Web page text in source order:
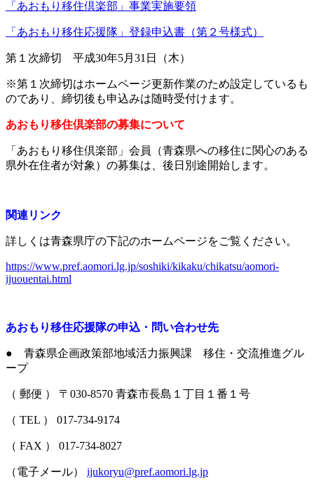
「あおもり移住倶楽部」事業実施要領
「あおもり移住応援隊」登録申込書（第２号様式）
第１次締切 平成30年5月31日（木）
※第１次締切はホームページ更新作業のため設定しているも
のであり、締切後も申込みは随時受付けます。
あおもり移住倶楽部の募集について
「あおもり移住倶楽部」会員（青森県への移住に関心のある
県外在住者が対象）の募集は、後日別途開始します。
関連リンク
詳しくは青森県庁の下記のホームページをご覧ください。
https://www.pref.aomori.lg.jp/soshiki/kikaku/chikatsu/aomori-
ijuouentai.html
あおもり移住応援隊の申込・問い合わせ先
● 青森県企画政策部地域活力振興課 移住・交流推進グル
ープ
（ 郵便 ） 〒030-8570 青森市長島１丁目１番１号
（ TEL ） 017-734-9174
（ FAX ） 017-734-8027
（電子メール） ijukoryu@pref.aomori.lg.jp